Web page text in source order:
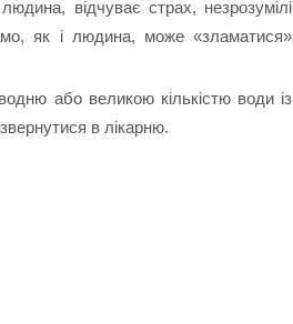
відчуває страх, незрозумілі
як і людина, може «зламатися»
або великою кількістю води із
в лікарню.